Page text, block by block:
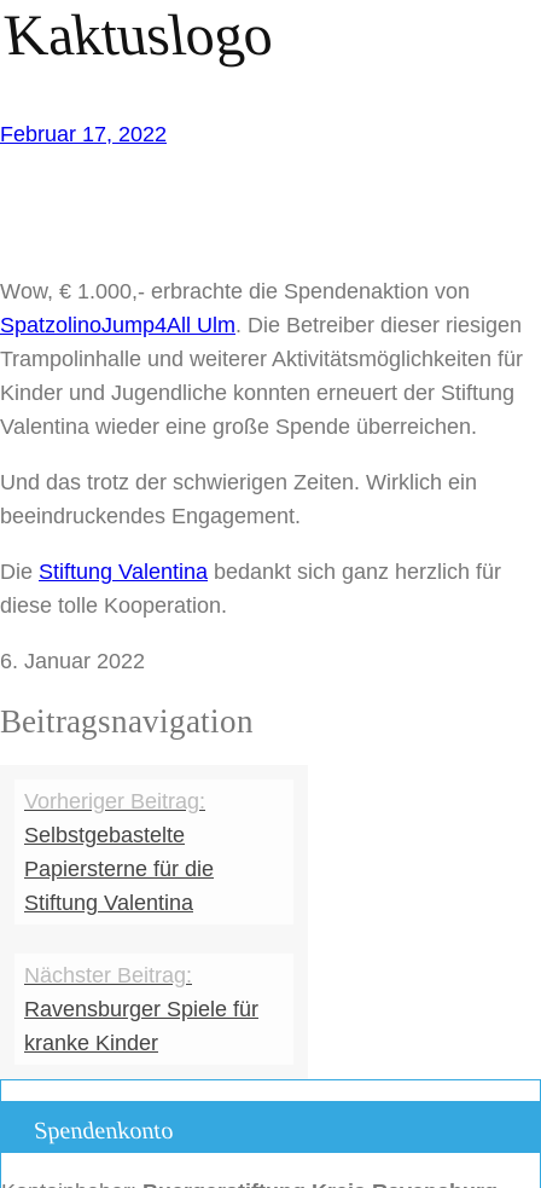
Kaktuslogo
Februar 17, 2022
Wow, € 1.000,- erbrachte die Spendenaktion von
SpatzolinoJump4All Ulm. Die Betreiber dieser riesigen
Trampolinhalle und weiterer Aktivitätsmöglichkeiten für
Kinder und Jugendliche konnten erneuert der Stiftung
Valentina wieder eine große Spende überreichen.
Und das trotz der schwierigen Zeiten. Wirklich ein
beeindruckendes Engagement.
Die Stiftung Valentina bedankt sich ganz herzlich für
diese tolle Kooperation.
6. Januar 2022
Beitragsnavigation
Selbstgebastelte
Papiersterne für die
Stiftung Valentina
Ravensburger Spiele für
kranke Kinder
Spendenkonto